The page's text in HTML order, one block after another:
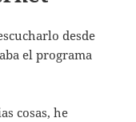
desde
el programa
cosas, he